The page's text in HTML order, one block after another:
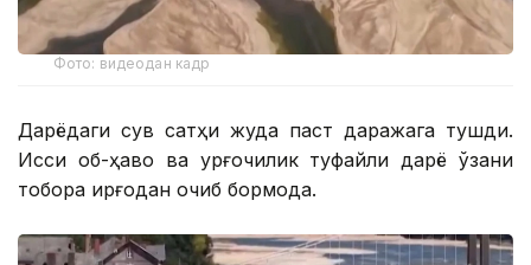
Фото: видеодан кадр
Дарёдаги сув сатҳи жуда паст даражага тушди.
Иссиқ об-ҳаво ва қурғоқчилик туфайли дарё ўзани
тобора қирғоқдан қочиб бормоқда.